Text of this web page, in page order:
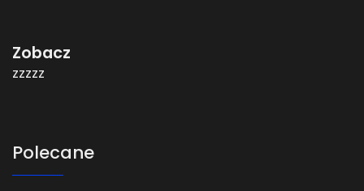
Zobacz
zzzzz
Polecane